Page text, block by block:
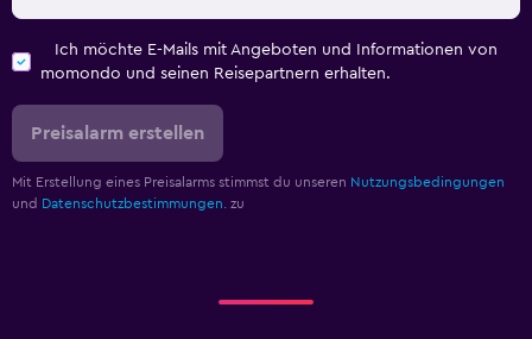
Ich möchte E-Mails mit Angeboten und Informationen von
momondo und seinen Reisepartnern erhalten.
Preisalarm erstellen
Mit Erstellung eines Preisalarms stimmst du unseren Nutzungsbedingungen
und Datenschutzbestimmungen. zu